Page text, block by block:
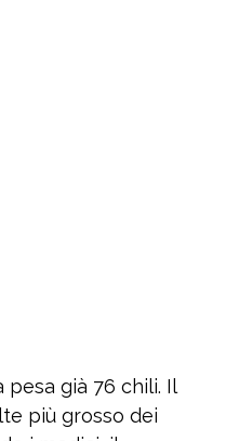
pesa già 76 chili. Il
più grosso dei